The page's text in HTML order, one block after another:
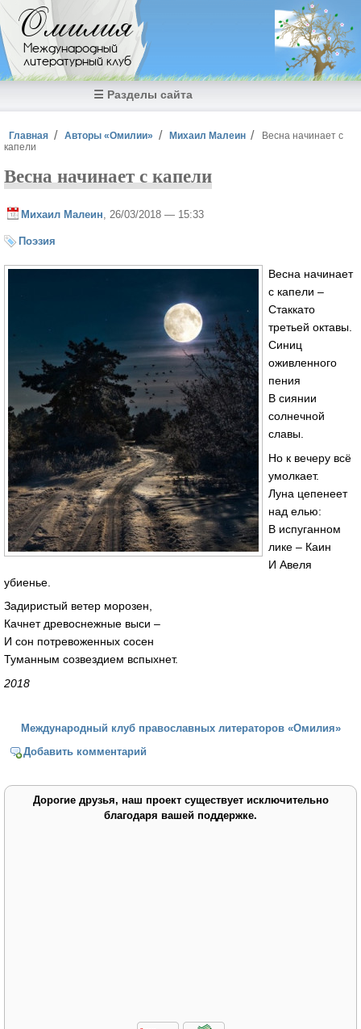
Перейти к основному содержанию
Омилия
Международный
литературный клуб
☰ Разделы сайта
Вы здесь
Главная Авторы «Омилии» Михаил Малеин
Весна начинает с
капели
Весна начинает с капели
Михаил Малеин , 26/03/2018 — 15:33
Поэзия
Весна начинает
с капели –
Стаккато
третьей октавы.
Синиц
оживленного
пения
В сиянии
солнечной
славы.
Но к вечеру всё
умолкает.
Луна цепенеет
над елью:
В испуганном
лике – Каин
И Авеля
убиенье.
Задиристый ветер морозен,
Качнет древоснежные выси –
И сон потревоженных сосен
Туманным созвездием вспыхнет.
2018
Международный клуб православных литераторов «Омилия»
Добавить комментарий
Дорогие друзья, наш проект существует исключительно
благодаря вашей поддержке.